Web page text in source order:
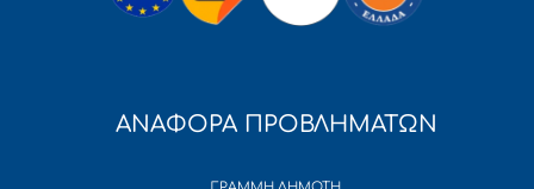
ΑΝΑΦΟΡΑ ΠΡΟΒΛΗΜΑΤΩΝ